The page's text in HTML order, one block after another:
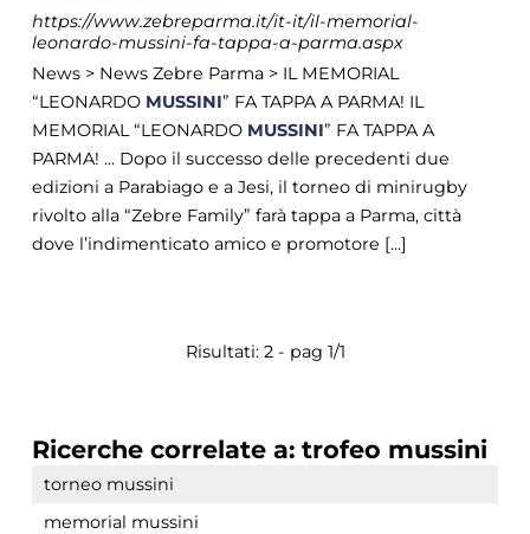
https://www.zebreparma.it/it-it/il-memorial-
leonardo-mussini-fa-tappa-a-parma.aspx
News > News Zebre Parma > IL MEMORIAL
“LEONARDO MUSSINI” FA TAPPA A PARMA! IL
MEMORIAL “LEONARDO MUSSINI” FA TAPPA A
PARMA! ... Dopo il successo delle precedenti due
edizioni a Parabiago e a Jesi, il torneo di minirugby
rivolto alla “Zebre Family” farà tappa a Parma, città
dove l’indimenticato amico e promotore [...]
Risultati: 2 - pag 1/1
Ricerche correlate a: trofeo mussini
torneo mussini
memorial mussini